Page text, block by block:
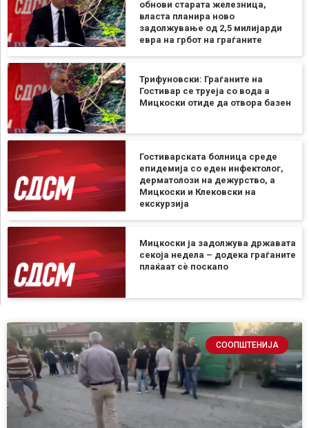
обнови старата железница,
власта планира ново
задолжување од 2,5 милијарди
евра на грбот на граѓаните
Трифуновски: Граѓаните на
Гостивар се труеја со вода а
Мицкоски отиде да отвора базен
Гостиварската болница среде
епидемија со еден инфектолог,
дерматолози на дежурство, а
Мицкоски и Клековски на
екскурзија
Мицкоски ја задолжува државата
секоја недела – додека граѓаните
плаќаат сѐ поскапо
СООПШТЕНИЈА